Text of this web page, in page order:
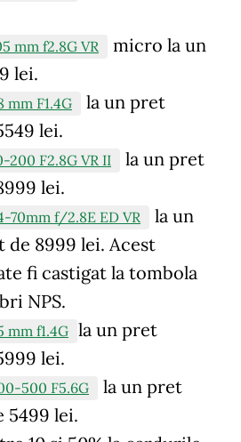
mm f2.8G VR
micro la un
lei.
mm F1.4G
la un pret
lei.
200 F2.8G VR II
la un pret
lei.
70mm f/2.8E ED VR
la un
de 8999 lei. Acest
fi castigat la tombola
NPS.
mm f1.4G la un pret
lei.
500 F5.6G
la un pret
5499 lei.